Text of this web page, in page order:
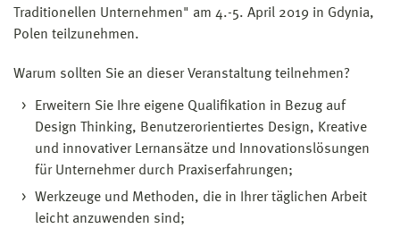
Traditionellen Unternehmen" am 4.-5. April 2019 in Gdynia,
Polen teilzunehmen.
Warum sollten Sie an dieser Veranstaltung teilnehmen?
Erweitern Sie Ihre eigene Qualifikation in Bezug auf
Design Thinking, Benutzerorientiertes Design, Kreative
und innovativer Lernansätze und Innovationslösungen
für Unternehmer durch Praxiserfahrungen;
Werkzeuge und Methoden, die in Ihrer täglichen Arbeit
leicht anzuwenden sind;